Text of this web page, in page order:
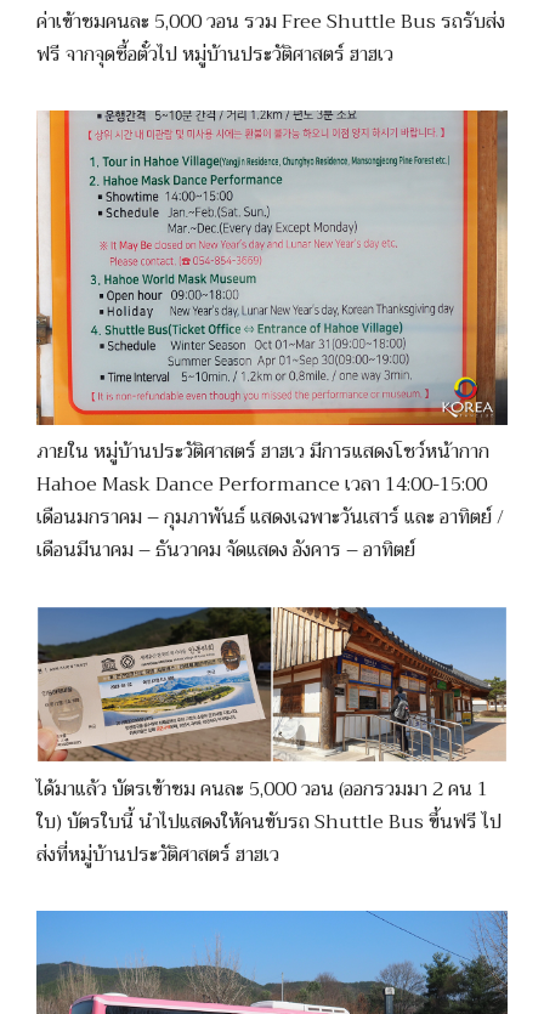
ค่าเข้าชมคนละ 5,000 วอน รวม Free Shuttle Bus รถรับส่ง
ฟรี จากจุดซื้อตั๋วไป หมู่บ้านประวัติศาสตร์ ฮาฮเว
ภายใน หมู่บ้านประวัติศาสตร์ ฮาฮเว มีการแสดงโชว์หน้ากาก
Hahoe Mask Dance Performance เวลา 14:00-15:00
เดือนมกราคม – กุมภาพันธ์ แสดงเฉพาะวันเสาร์ และ อาทิตย์ /
เดือนมีนาคม – ธันวาคม จัดแสดง อังคาร – อาทิตย์
ได้มาแล้ว บัตรเข้าชม คนละ 5,000 วอน (ออกรวมมา 2 คน 1
ใบ) บัตรใบนี้ นำไปแสดงให้คนขับรถ Shuttle Bus ขึ้นฟรี ไป
ส่งที่หมู่บ้านประวัติศาสตร์ ฮาฮเว